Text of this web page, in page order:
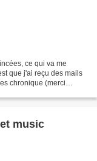
ce qui va me
que j'ai reçu des mails
chronique (merci
music